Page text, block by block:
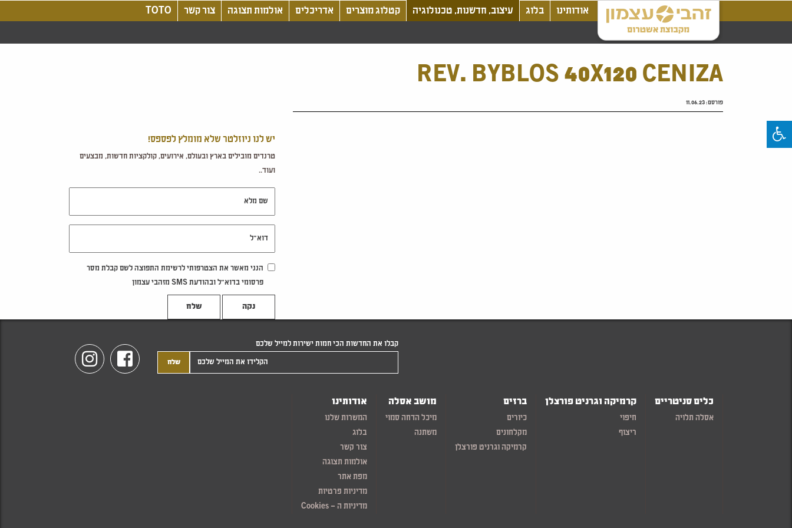
אודותינו בלוג עיצוב, חדשנות, טכנולוגיה קטלוג מוצרים אדריכלים אולמות תצוגה צור קשר TOTO
REV. BYBLOS 40X120 CENIZA
פורסם:11.06.23
יש לנו ניוזלטר שלא מומלץ לפספס!
טרנדים מובילים בארץ ובעולם, אירועים, קולקציות חדשות, מבצעים
ועוד..
הנני מאשר את הצטרפותי לרשימת התפוצה לשם קבלת מסר
פרסומי בדוא"ל ובהודעת SMS מזהבי עצמון
נקה
Facebook
Instagram
קבלו את החדשות הכי חמות ישירות למייל שלכם
כלים סניטריים
אסלה תלויה
קרמיקה וגרניט פורצלן
חיפוי
ריצוף
ברזים
כיורים
מקלחונים
קרמיקה וגרניט פורצלן
מושב אסלה
מיכל הדחה סמוי
משתנה
אודותינו
המשרות שלנו
בלוג
צור קשר
אולמות תצוגה
מפת אתר
מדיניות פרטיות
מדיניות ה – Cookies